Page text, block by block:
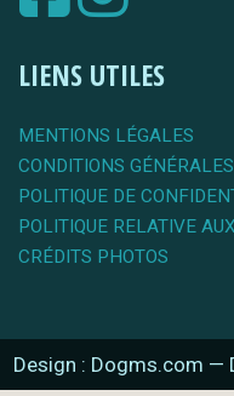
LIENS UTILES
MENTIONS LÉGALES
CONDITIONS
POLITIQUE DE
POLITIQUE RELATIVE
CRÉDITS PHOTOS
Design : Dogms.com —